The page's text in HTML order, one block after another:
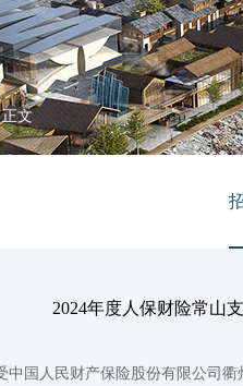
文
2024年度人保财险常山
国人民财产保险股份有限公司